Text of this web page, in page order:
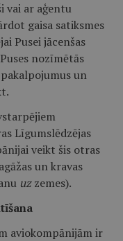
vai ar aģentu
gaisa satiksmes
Pusei jācenšas
nozīmētās
un
Līgumslēdzējas
veikt šis otras
un kravas
uzzemes).
aviokompānijām ir